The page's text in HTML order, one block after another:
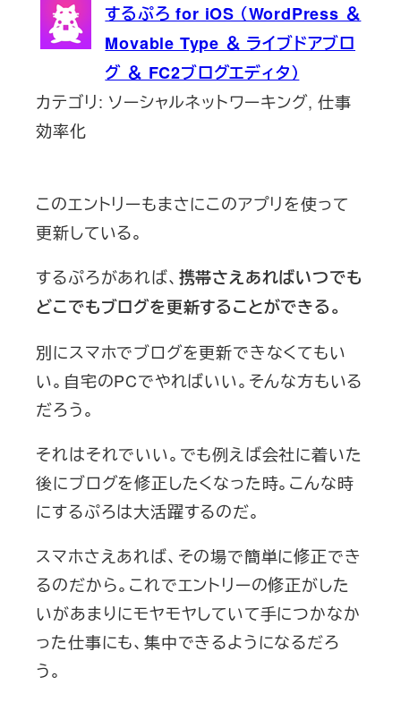
するぷろ for iOS （WordPress ＆
Movable Type ＆ ライブドアブロ
グ ＆ FC2ブログエディタ）
カテゴリ: ソーシャルネットワーキング, 仕事
効率化
このエントリーもまさにこのアプリを使って
更新している。
するぷろがあれば、 携帯さえあればいつでも
どこでもブログを更新することができる。
別にスマホでブログを更新できなくてもい
い。自宅のPCでやればいい。そんな方もいる
だろう。
それはそれでいい。でも例えば会社に着いた
後にブログを修正したくなった時。こんな時
にするぷろは大活躍するのだ。
スマホさえあれば、その場で簡単に修正でき
るのだから。これでエントリーの修正がした
いがあまりにモヤモヤしていて手につかなか
った仕事にも、集中できるようになるだろ
う。